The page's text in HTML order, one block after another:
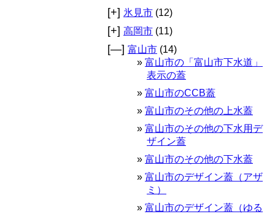
[+] 氷見市 (12)
[+] 高岡市 (11)
[—] 富山市 (14)
富山市の「富山市下水道」
表示の蓋
富山市のCCB蓋
富山市のその他の上水蓋
富山市のその他の下水用デ
ザイン蓋
富山市のその他の下水蓋
富山市のデザイン蓋（アザ
ミ）
富山市のデザイン蓋（ゆる